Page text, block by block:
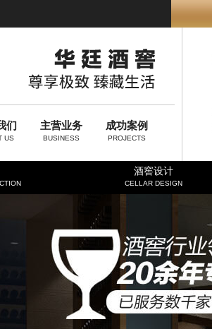
们
US
主营业务
BUSINESS
成功案例
PROJECTS
酒窖设计
CELLAR DESIGN